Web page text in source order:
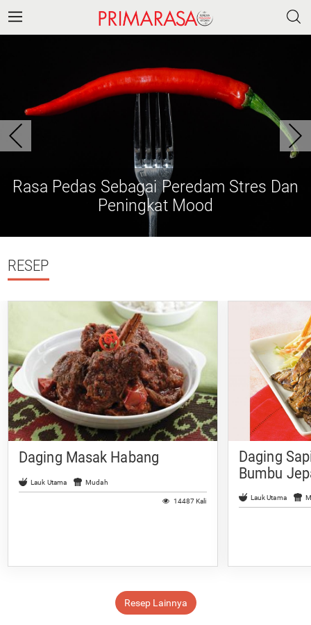
Rasa Pedas Sebagai Peredam Stres Dan
Peningkat Mood
RESEP
Daging Masak Habang
Lauk Utama Mudah
14487 Kali
Daging
Bumbu
Lauk Utama
Resep Lainnya